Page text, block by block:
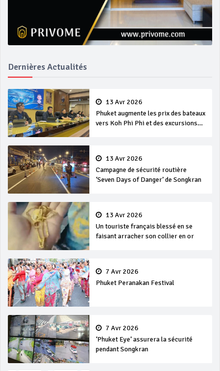
Dernières Actualités
13 Avr 2026
Phuket augmente les prix des bateaux
vers Koh Phi Phi et des excursions
13 Avr 2026
Campagne de sécurité routière
‘Seven Days of Danger’ de Songkran
13 Avr 2026
Un touriste français blessé en se
faisant arracher son collier en or
7 Avr 2026
Phuket Peranakan Festival
7 Avr 2026
‘Phuket Eye’ assurera la sécurité
pendant Songkran